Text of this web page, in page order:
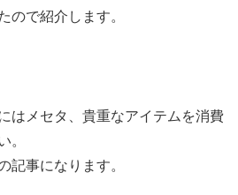
ので紹介します。
はメセタ、貴重なアイテムを消費
。
記事になります。